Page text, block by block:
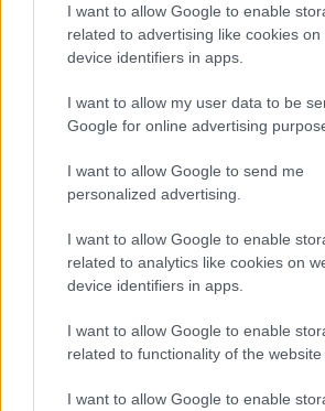
I want to allow Google to enable
related to advertising like cookies on
device identifiers in apps.
I want to allow my user data to be
Google for online advertising
I want to allow Google to send me
personalized advertising.
I want to allow Google to enable
related to analytics like cookies on
device identifiers in apps.
I want to allow Google to enable
related to functionality of the website
I want to allow Google to enable
Čím utesniť sprchovací kút
Rekonštrukcia bytu
Ako
skôr laminát? Dokážu
nahradiť keramickú dlažbu